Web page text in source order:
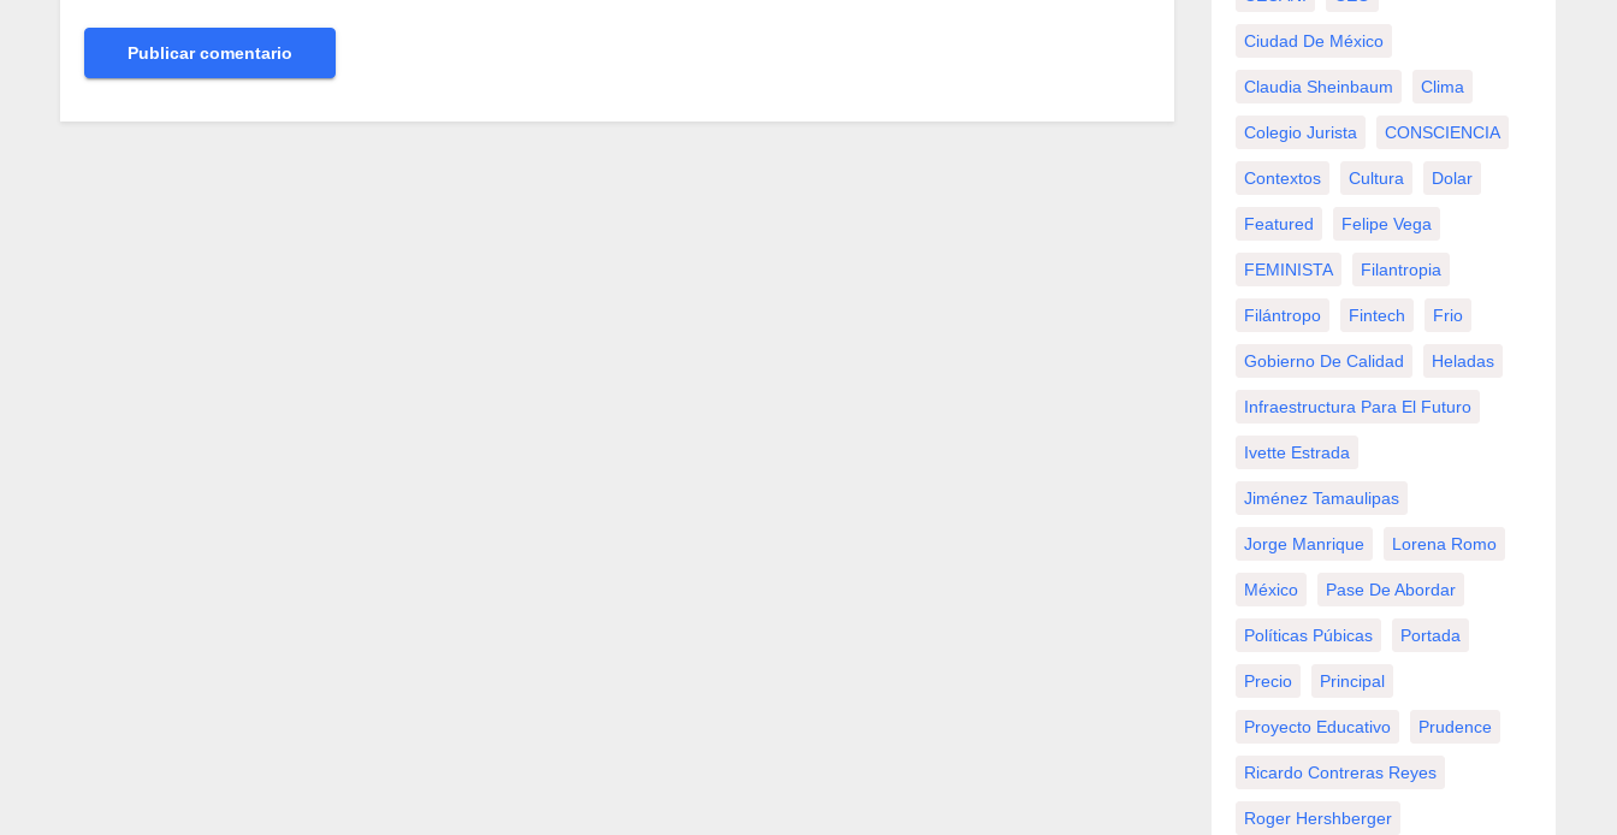
Ciudad De México
Claudia Sheinbaum Clima
Colegio Jurista CONSCIENCIA
Contextos Cultura Dolar
Featured Felipe Vega
FEMINISTA Filantropia
Filántropo Fintech Frio
Gobierno De Calidad Heladas
Infraestructura Para El Futuro
Ivette Estrada
Jiménez Tamaulipas
Jorge Manrique Lorena Romo
México Pase De Abordar
Políticas Púbicas Portada
Precio Principal
Proyecto Educativo Prudence
Ricardo Contreras Reyes
Roger Hershberger